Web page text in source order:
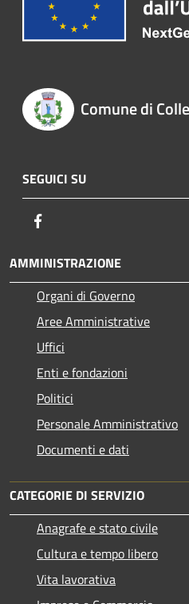
Comune di
SEGUICI SU
AMMINISTRAZIONE
Organi di Governo
Aree Amministrative
Uffici
Enti e fondazioni
Politici
Personale Amministrativo
Documenti e dati
CATEGORIE DI SERVIZIO
Anagrafe e stato civile
Cultura e tempo libero
Vita lavorativa